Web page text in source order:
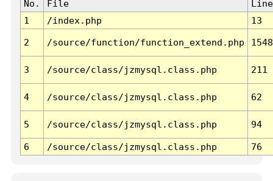
No. File
Line
1
/index.php 13
2 /source/function/function_extend.php 1548
3 /source/class/jzmysql.class.php 211
4 /source/class/jzmysql.class.php 62
5 /source/class/jzmysql.class.php 94
6 /source/class/jzmysql.class.php 76